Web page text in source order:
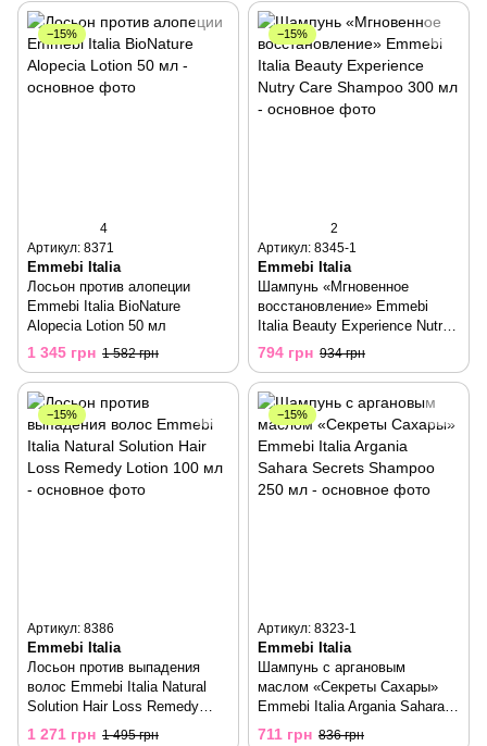
−15%
4
Артикул: 8371
Emmebi Italia
Лосьон против алопеции
Emmebi Italia BioNature
Alopecia Lotion 50 мл
1 345 грн 1 582 грн
−15%
2
Артикул: 8345-1
Emmebi Italia
Шампунь «Мгновенное
восстановление» Emmebi
Italia Beauty Experience Nutry
Care Shampoo 300 мл
794 грн 934 грн
−15%
Артикул: 8386
Emmebi Italia
Лосьон против выпадения
волос Emmebi Italia Natural
Solution Hair Loss Remedy
Lotion 100 мл
1 271 грн 1 495 грн
−15%
Артикул: 8323-1
Emmebi Italia
Шампунь с аргановым
маслом «Секреты Сахары»
Emmebi Italia Argania Sahara
Secrets Shampoo 250 мл
711 грн 836 грн